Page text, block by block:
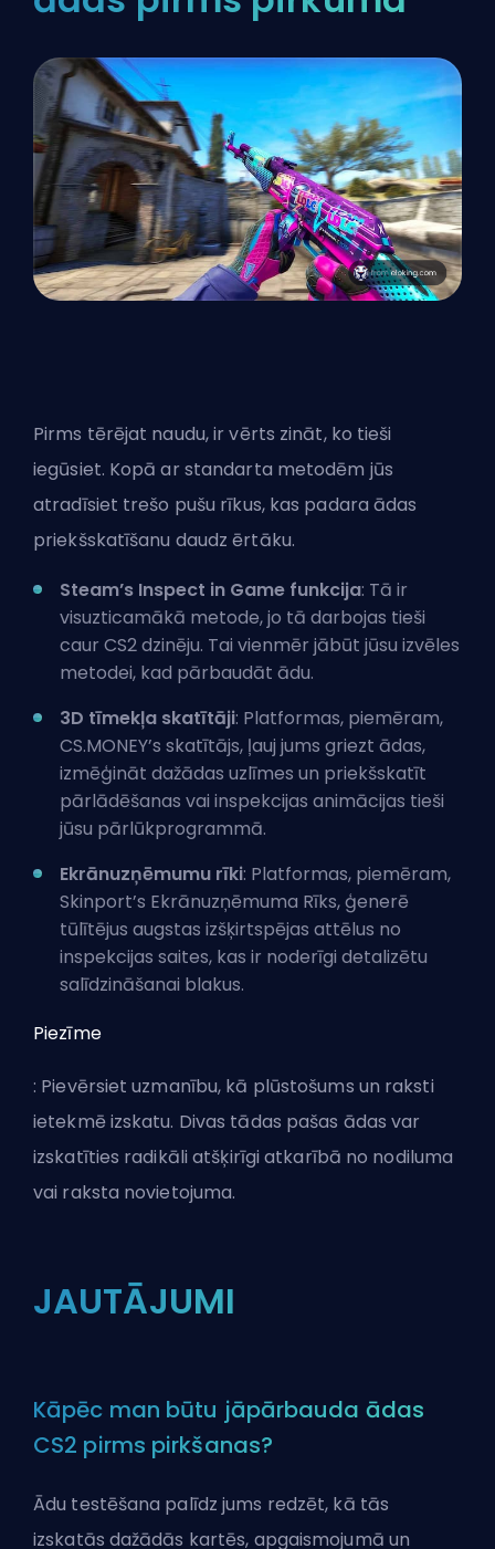
Pirms tērējat naudu, ir vērts zināt, ko tieši
iegūsiet. Kopā ar standarta metodēm jūs
atradīsiet trešo pušu rīkus, kas padara ādas
priekšskatīšanu daudz ērtāku.
Steam’s Inspect in Game funkcija: Tā ir
visuzticamākā metode, jo tā darbojas tieši
caur CS2 dzinēju. Tai vienmēr jābūt jūsu izvēles
metodei, kad pārbaudāt ādu.
3D tīmekļa skatītāji: Platformas, piemēram,
CS.MONEY’s skatītājs, ļauj jums griezt ādas,
izmēģināt dažādas uzlīmes un priekšskatīt
pārlādēšanas vai inspekcijas animācijas tieši
jūsu pārlūkprogrammā.
Ekrānuzņēmumu rīki: Platformas, piemēram,
Skinport’s Ekrānuzņēmuma Rīks, ģenerē
tūlītējus augstas izšķirtspējas attēlus no
inspekcijas saites, kas ir noderīgi detalizētu
salīdzināšanai blakus.
Piezīme
: Pievērsiet uzmanību, kā plūstošums un raksti
ietekmē izskatu. Divas tādas pašas ādas var
izskatīties radikāli atšķirīgi atkarībā no nodiluma
vai raksta novietojuma.
JAUTĀJUMI
Kāpēc man būtu jāpārbauda ādas
CS2 pirms pirkšanas?
Ādu testēšana palīdz jums redzēt, kā tās
izskatās dažādās kartēs, apgaismojumā un